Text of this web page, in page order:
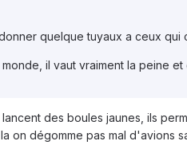
quelque tuyaux a ceux qui
il vaut vraiment la peine
des boules jaunes, ils
on dégomme pas mal d'avions